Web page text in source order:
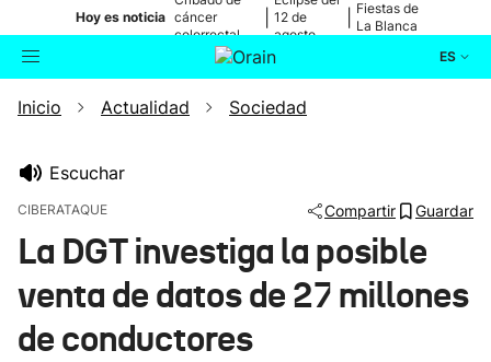
Hoy es noticia cáncer
colorrectal
12 de
agosto
Fiestas de
La Blanca
ES
Buscador Actualidad
Ikusmiran
Eguraldia
Inicio Actualidad Sociedad
Escuchar
CIBERATAQUE Compartir Guardar
La DGT investiga la posible
venta de datos de 27 millones
de conductores